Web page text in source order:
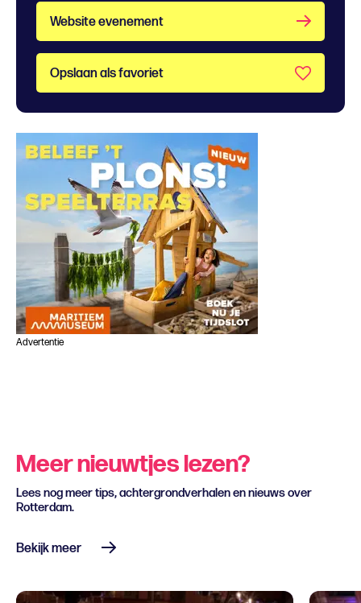
Website evenement
Opslaan als favoriet
Advertentie
Meer nieuwtjes lezen?
Lees nog meer tips, achtergrondverhalen en nieuws over
Rotterdam.
Bekijk meer